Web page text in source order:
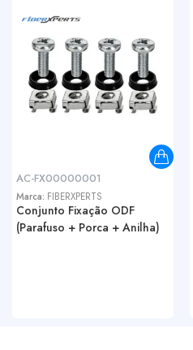
AC-FX00000001
Marca: FIBERXPERTS
Conjunto Fixação ODF
(Parafuso + Porca + Anilha)